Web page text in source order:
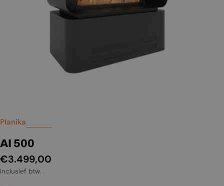
Planika
AI 500
Normale
prijs
€3.499,00
Inclusief btw.